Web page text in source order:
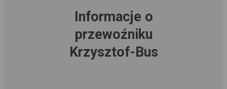
Informacje o
przewoźniku
Krzysztof-Bus